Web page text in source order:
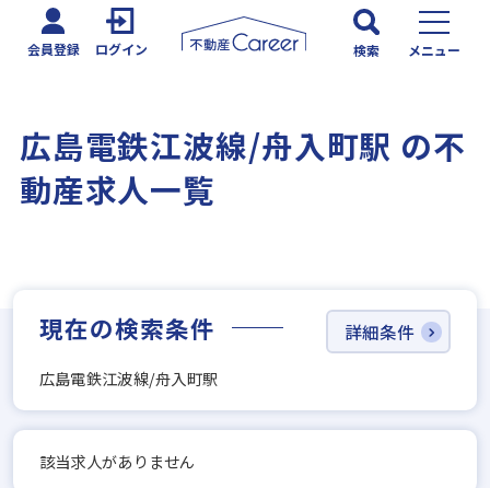
会員登録 ログイン 検索 メニュー
広島電鉄江波線/舟入町駅 の不
動産求人一覧
現在の検索条件
広島電鉄江波線/舟入町駅
詳細条件
該当求人がありません